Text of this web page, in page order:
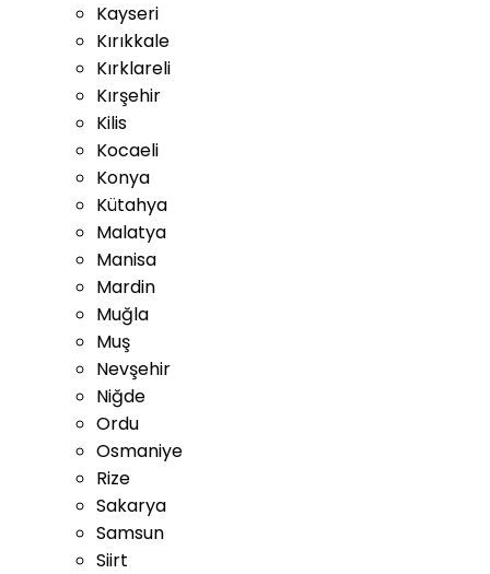
Kayseri
Kırıkkale
Kırklareli
Kırşehir
Kilis
Kocaeli
Konya
Kütahya
Malatya
Manisa
Mardin
Muğla
Muş
Nevşehir
Niğde
Ordu
Osmaniye
Rize
Sakarya
Samsun
Siirt